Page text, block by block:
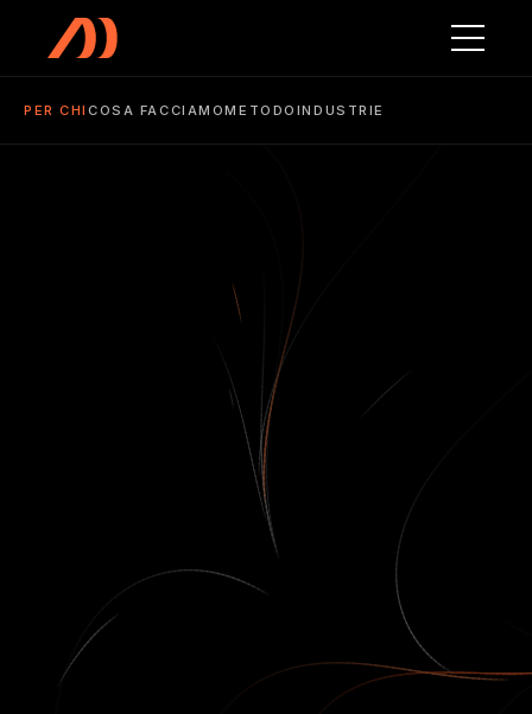
Vai al contenuto principale
PER CHI COSA FACCIAMOMETODO INDUSTRIE